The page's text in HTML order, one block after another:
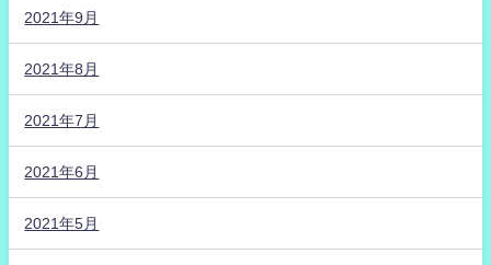
2021年9月
2021年8月
2021年7月
2021年6月
2021年5月